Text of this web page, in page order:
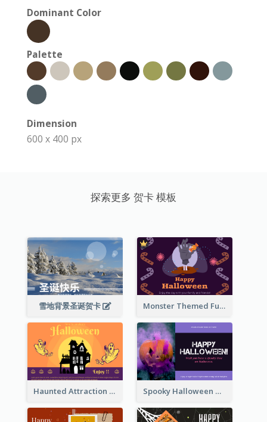
Dominant Color
Palette
Dimension
600 x 400 px
探索更多 贺卡 模板
雪地背景圣诞贺卡 Monster Themed Fun Halloween Greeting Card
Haunted Attraction Themed Halloween Card Spooky Halloween Greeting Card